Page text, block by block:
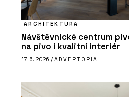
ARCHITEKTURA
Návštěvnické centrum
na pivo i kvalitní interiér
17. 6. 2026 / ADVERTORIAL